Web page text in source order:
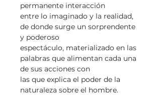
permanente interacción
entre lo imaginado y la realidad,
de donde surge un sorprendente
y poderoso
espectáculo, materializado en las
palabras que alimentan cada una
de sus acciones con
las que explica el poder de la
naturaleza sobre el hombre.